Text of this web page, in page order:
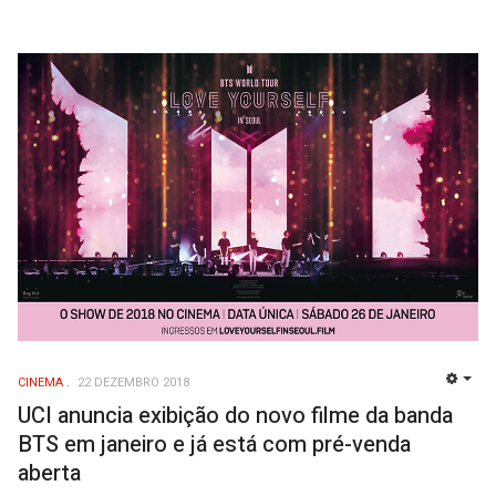
CINEMA 22 DEZEMBRO 2018
UCI anuncia exibição do novo filme da banda
BTS em janeiro e já está com pré-venda
aberta